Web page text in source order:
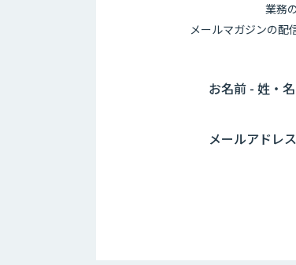
業務
メールマガジンの配
お名前 - 姓・名
メールアドレス